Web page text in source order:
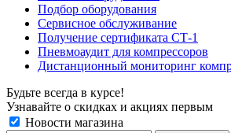
Подбор оборудования
Сервисное обслуживание
Получение сертификата СТ-1
Пневмоаудит для компрессоров
Дистанционный мониторинг
Будьте всегда в курсе!
Узнавайте о скидках и акциях первым
Новости магазина